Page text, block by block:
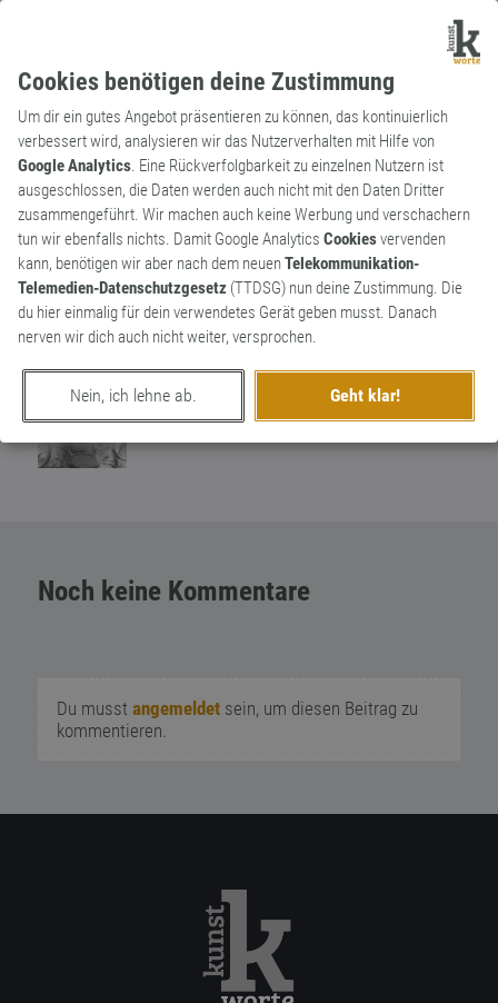
Cookies benötigen deine Zustimmung
Um dir ein gutes Angebot präsentieren zu können, das kontinuierlich
verbessert wird, analysieren wir das Nutzerverhalten mit Hilfe von
Google Analytics. Eine Rückverfolgbarkeit zu einzelnen Nutzern ist
ausgeschlossen, die Daten werden auch nicht mit den Daten Dritter
zusammengeführt. Wir machen auch keine Werbung und verschachern
tun wir ebenfalls nichts. Damit Google Analytics Cookiesvervenden
kann, benötigen wir aber nach dem neuenTelekommunikation-
Telemedien-Datenschutzgesetz (TTDSG) nun deine Zustimmung. Die
du hier einmalig für dein verwendetes Gerät geben musst. Danach
nerven wir dich auch nicht weiter, versprochen.
Nein, ich lehne ab. Geht klar!
Archaismus
Verb
ar­bi­t­rie­ren
Etwas schätzen, taxieren bzw. über den
Daumen peilen. Stammt von arbitrari (lat.
erachten).
0
erschaffen von
am 28. Juni 2017
Noch keine Kommentare
Du musst angemeldetsein, um diesen Beitrag zu
kommentieren.